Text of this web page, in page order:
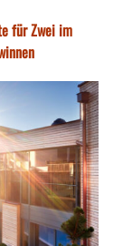
für Zwei im